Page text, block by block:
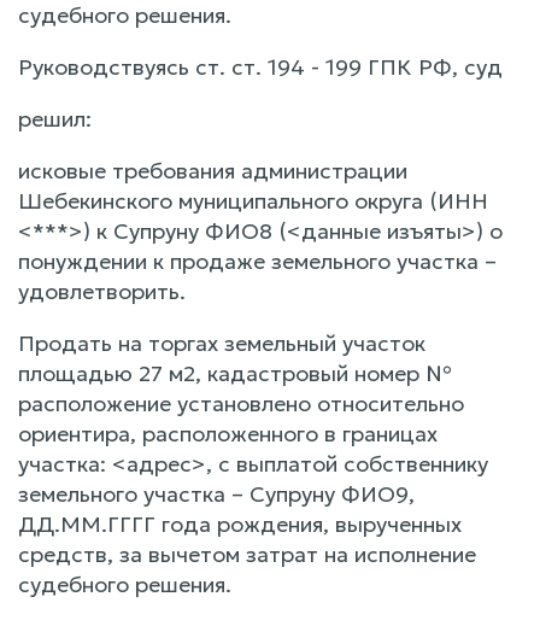
судебного решения.
Руководствуясь ст. ст. 194 - 199 ГПК РФ, суд
решил:
исковые требования администрации
Шебекинского муниципального округа (ИНН
<***>) к Супруну ФИО8 (<данные изъяты>) о
понуждении к продаже земельного участка –
удовлетворить.
Продать на торгах земельный участок
площадью 27 м2, кадастровый номер №
расположение установлено относительно
ориентира, расположенного в границах
участка: <адрес>, с выплатой собственнику
земельного участка – Супруну ФИО9,
ДД.ММ.ГГГГ года рождения, вырученных
средств, за вычетом затрат на исполнение
судебного решения.